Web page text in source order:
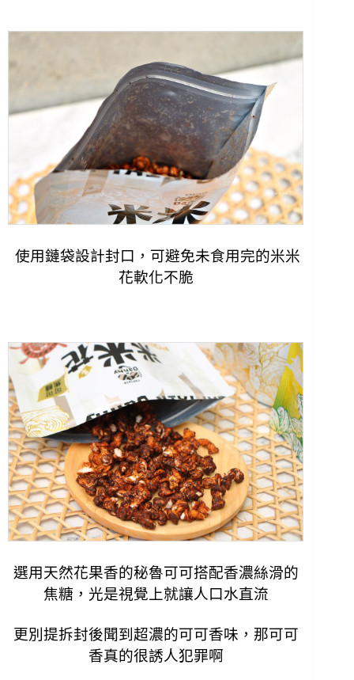
使用鏈袋設計封口，可避免未食用完的米米
花軟化不脆
選用天然花果香的秘魯可可搭配香濃絲滑的
焦糖，光是視覺上就讓人口水直流
更別提拆封後聞到超濃的可可香味，那可可
香真的很誘人犯罪啊